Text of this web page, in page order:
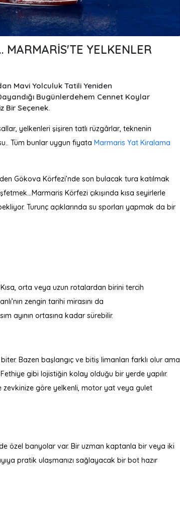
MARMARIS'TE YELKENLER
Mavi Yolculuk Tatili Yeniden
Bugünlerdehem Cennet Koylar
Bir Seçenek.
yelkenleri şişiren tatlı rüzgârlar, teknenin
Tüm bunlar uygun fiyata Marmaris Yat Kiralama
Gökova Körfezi’nde son bulacak tura katılmak
Körfezi çıkışında kısa seyirlerle
Turunç açıklarında su sporları yapmak da bir
orta veya uzun rotalardan birini tercih
zengin tarihi mirasını da
ayının ortasına kadar sürebilir.
Bazen başlangıç ve bitiş limanları farklı olur ama
gibi lojistiğin kolay olduğu bir yerde yapılır.
zevkinize göre yelkenli, motor yat veya gulet
özel banyolar var. Bir uzman kaptanla bir veya iki
pratik ulaşmanızı sağlayacak bir bot hazır